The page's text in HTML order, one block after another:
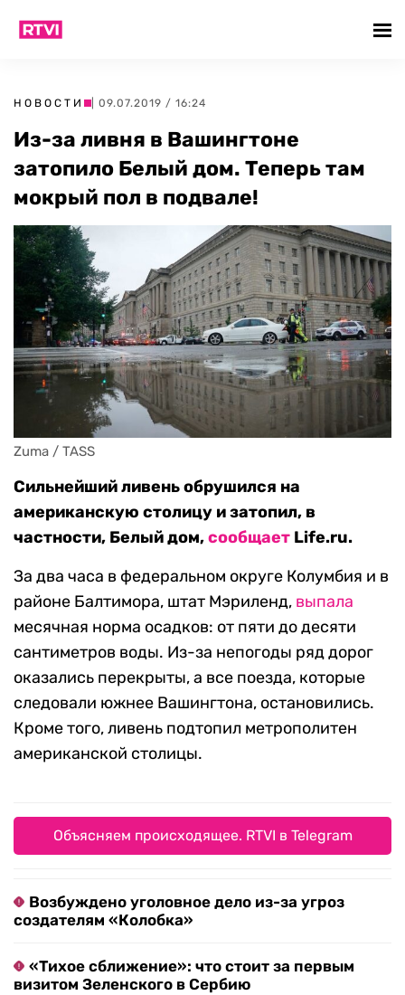
НОВОСТИ | 09.07.2019 / 16:24
Из-за ливня в Вашингтоне
затопило Белый дом. Теперь там
мокрый пол в подвале!
Zuma / TASS
Сильнейший ливень обрушился на
американскую столицу и затопил, в
частности, Белый дом,сообщает Life.ru.
За два часа в федеральном округе Колумбия и в
районе Балтимора, штат Мэриленд, выпала
месячная норма осадков: от пяти до десяти
сантиметров воды. Из-за непогоды ряд дорог
оказались перекрыты, а все поезда, которые
следовали южнее Вашингтона, остановились.
Кроме того, ливень подтопил метрополитен
американской столицы.
Объясняем происходящее. RTVI в Telegram
Возбуждено уголовное дело из-за угроз
создателям «Колобка»
«Тихое сближение»: что стоит за первым
визитом Зеленского в Сербию